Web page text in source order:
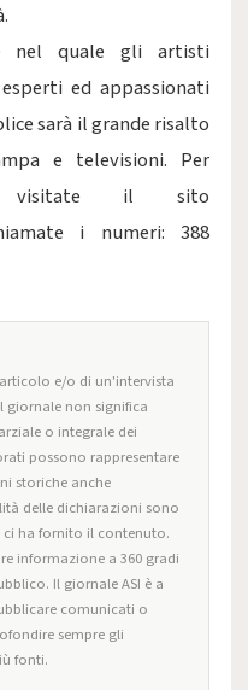
nel quale gli artisti
ed appassionati
sarà il grande risalto
e televisioni. Per
visitate il sito
i numeri: 388
e/o di un'intervista
giornale non significa
o integrale dei
possono rappresentare
storiche anche
delle dichiarazioni sono
ha fornito il contenuto.
informazione a 360 gradi
Il giornale ASI è a
comunicati o
sempre gli
fonti.